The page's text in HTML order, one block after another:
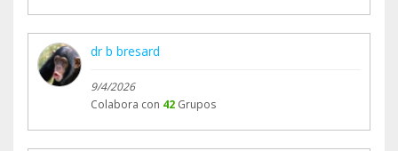
dr b bresard
9/4/2026
Colabora con 42 Grupos